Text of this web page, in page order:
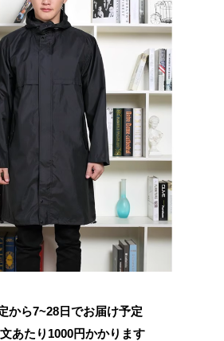
から7~28日でお届け予定
あたり 1000円かかります